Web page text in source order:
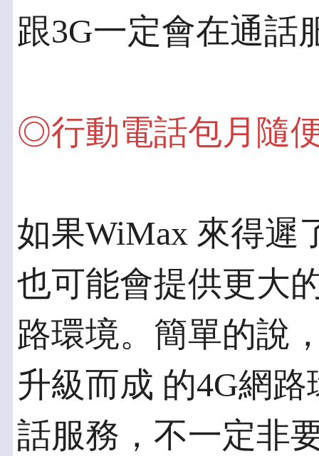
跟3G一定會在通話
◎行動電話包月隨
如果WiMax 來得遲
也可能會提供更大
路環境。簡單的說
升級而成 的4G網
話服務，不一定非